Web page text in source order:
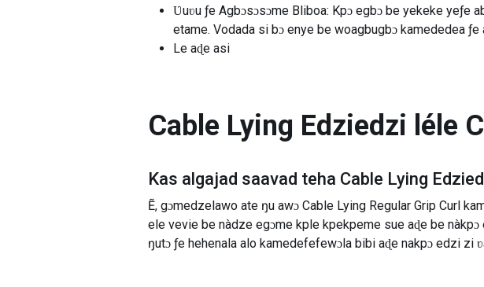
Ʋuʋu ƒe Agbɔsɔsɔme Bliboa: Kpɔ egbɔ be yekeke yeƒe
etame. Vodada si bɔ enye be woagbugbɔ kamededea
Le aɖe asi
Cable Lying Edziedzi léle
Kas algajad saavad teha Cable Lying
Ẽ, gɔmedzelawo ate ŋu awɔ Cable Lying Regular Grip Curl
ele vevie be nàdze egɔme kple kpekpeme sue aɖe be nàkpɔ
ŋutɔ ƒe hehenala alo kamedefefewɔla bibi aɖe nakpɔ edzi zi